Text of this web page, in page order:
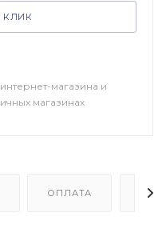
КЛИК
магазина и
магазинах
ОПЛАТА